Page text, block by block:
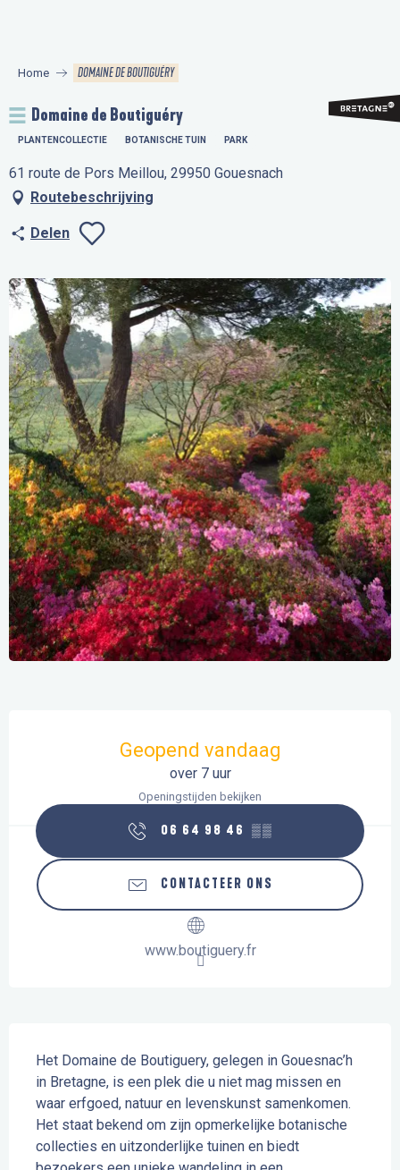
principal
Home DOMAINE DE BOUTIGUÉRY
Domaine de Boutiguéry
PLANTENCOLLECTIE BOTANISCHE TUIN PARK
61 route de Pors Meillou, 29950 Gouesnach
Routebeschrijving
Delen
Geopend vandaag
over 7 uur
Openingstijden bekijken
06 64 98 46 ▒▒
CONTACTEER ONS
www.boutiguery.fr
Het Domaine de Boutiguery, gelegen in Gouesnac’h
in Bretagne, is een plek die u niet mag missen en
waar erfgoed, natuur en levenskunst samenkomen.
Het staat bekend om zijn opmerkelijke botanische
collecties en uitzonderlijke tuinen en biedt